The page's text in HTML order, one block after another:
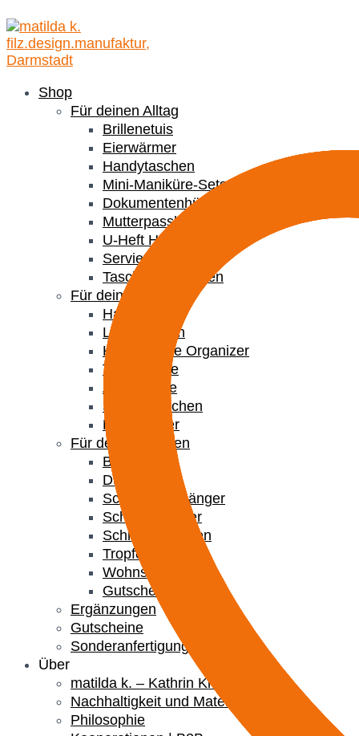
Shop
Für deinen Alltag
Brillenetuis
Eierwärmer
Handytaschen
Mini-Maniküre-Sets
Dokumentenhülle
Mutterpasshüllen
U-Heft Hüllen
Serviettenringe
Taschenapotheken
Für dein Büro
Handyhüllen
Laptophüllen
Kabeltasche Organizer
Tablet-Hülle
Airtag Hülle
Stiftemäppchen
Kabelbinder
Für deine Liebsten
Brotzeit-Set
Duftkissen
Schlüsselanhänger
Schmucknester
Schmuckschalen
Tropfenfänger
Wohnschmuck
Gutscheine
Ergänzungen
Gutscheine
Sonderanfertigungen
Über
matilda k. – Kathrin Kremser
Nachhaltigkeit und Materialien
Philosophie